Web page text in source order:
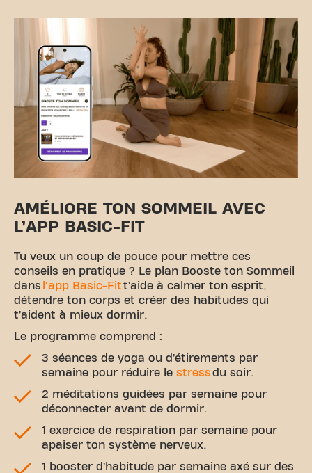
AMÉLIORE TON SOMMEIL AVEC
L’APP BASIC-FIT
Tu veux un coup de pouce pour mettre ces
conseils en pratique ? Le plan Booste ton Sommeil
dans l'app Basic-Fitt’aide à calmer ton esprit,
détendre ton corps et créer des habitudes qui
t’aident à mieux dormir.
Le programme comprend :
3 séances de yoga ou d’étirements par
semaine pour réduire le stressdu soir.
2 méditations guidées par semaine pour
déconnecter avant de dormir.
1 exercice de respiration par semaine pour
apaiser ton système nerveux.
1 booster d’habitude par semaine axé sur des